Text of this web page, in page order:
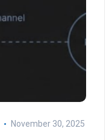
November 30, 2025